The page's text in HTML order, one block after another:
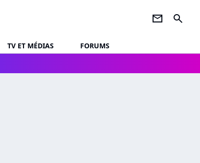
newsletter search
TV ET MÉDIAS
FORUMS